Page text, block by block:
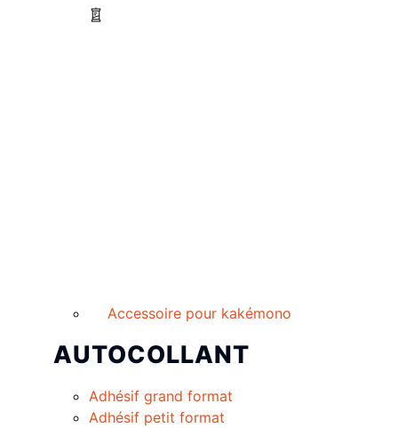
Accessoire pour kakémono
AUTOCOLLANT
Adhésif grand format
Adhésif petit format